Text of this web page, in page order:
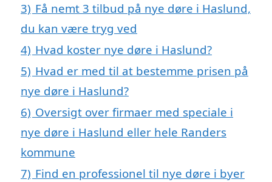
3) Få nemt 3 tilbud på nye døre i Haslund,
du kan være tryg ved
4) Hvad koster nye døre i Haslund?
5) Hvad er med til at bestemme prisen på
nye døre i Haslund?
6) Oversigt over firmaer med speciale i
nye døre i Haslund eller hele Randers
kommune
7) Find en professionel til nye døre i byer